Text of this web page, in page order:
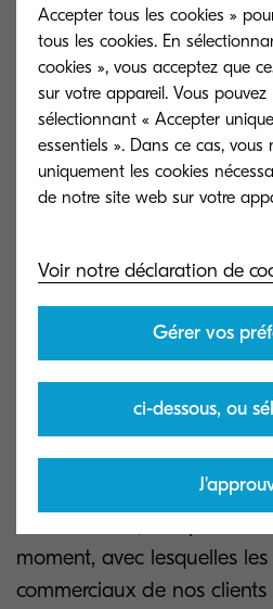
OPTIMAL SYSTEMS
de solutions logicielles et
parfaitement le portefeuille
d'entreprise du groupe
que cet investissement lui
à ses clients un portefeuille
qu'auparavant et d'accéder
indépendant et continuera
manière inchangée.
Norihiko Ina, président de
Solutions Inc., déclare : "
de nouvelles offres sur
composées de conseils, de
moment, avec lesquelles les
commerciaux de nos
Accepter tous les cookies »
tous les cookies. En
cookies », vous acceptez que
sur votre appareil. Vous pouvez
sélectionnant « Accepter
essentiels ». Dans ce cas,
uniquement les cookies
de notre site web sur votre
Voir notre déclaration de
Gérer vos
ci-dessous, ou